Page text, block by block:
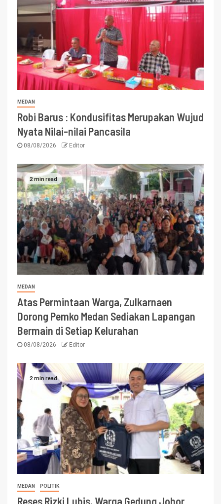
MEDAN
Robi Barus : Kondusifitas Merupakan Wujud
Nyata Nilai-nilai Pancasila
08/08/2026 Editor
2 min read
MEDAN
Atas Permintaan Warga, Zulkarnaen
Dorong Pemko Medan Sediakan Lapangan
Bermain di Setiap Kelurahan
08/08/2026 Editor
2 min read
MEDAN POLITIK
Reses Rizki Lubis, Warga Gedung Johor